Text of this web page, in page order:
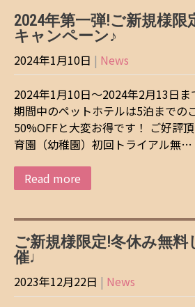
2024年第一弾!ご新規様
キャンペーン♪
2024年1月10日 | News
2024年1月10日～2024年2月13日ま
期間中のペットホテルは5泊までの
50%OFFと大変お得です！ ご好評
育園（幼稚園）初回トライアル無…
Read more
ご新規様限定!冬休み無料
催♩
2023年12月22日 | News